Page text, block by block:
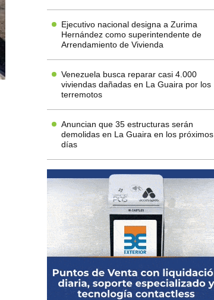
Ejecutivo nacional designa a Zurima
Hernández como superintendente de
Arrendamiento de Vivienda
Venezuela busca reparar casi 4.000
viviendas dañadas en La Guaira por los
terremotos
Anuncian que 35 estructuras serán
demolidas en La Guaira en los próximos
días